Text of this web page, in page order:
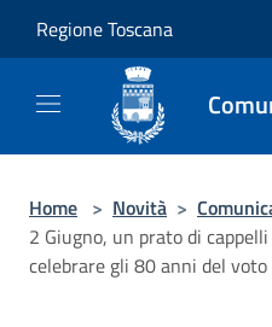
Regione Toscana
Home > Novità >
2 Giugno, un prato di
celebrare gli 80 anni del